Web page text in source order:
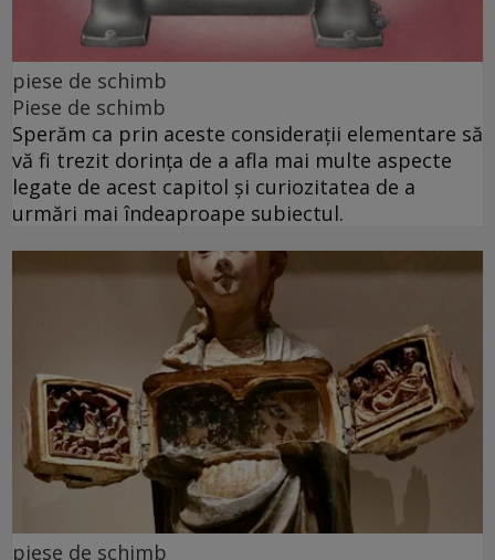
piese de schimb
Piese de schimb
Sperăm ca prin aceste considerații elementare să
vă fi trezit dorința de a afla mai multe aspecte
legate de acest capitol și curiozitatea de a
urmări mai îndeaproape subiectul.
piese de schimb